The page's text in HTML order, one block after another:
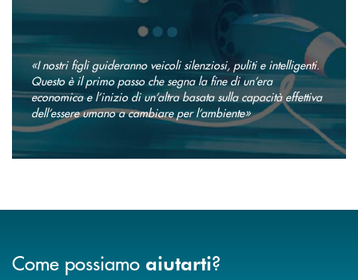
«I nostri figli guideranno veicoli silenziosi, puliti e intelligenti.
Questo è il primo passo che segna la fine di un’era
economica e l’inizio di un’altra basata sulla capacità effettiva
dell’essere umano a cambiare per l’ambiente»
Come possiamo aiutarti?